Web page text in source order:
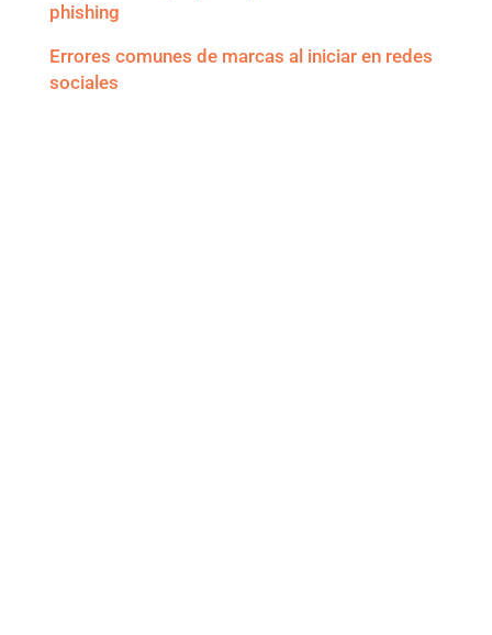
phishing
Errores comunes de marcas al iniciar en redes
sociales